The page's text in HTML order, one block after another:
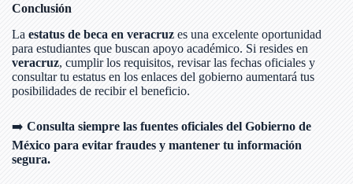
Conclusión
La estatus de beca en veracruz es una excelente oportunidad
para estudiantes que buscan apoyo académico. Si resides en
veracruz, cumplir los requisitos, revisar las fechas oficiales y
consultar tu estatus en los enlaces del gobierno aumentará tus
posibilidades de recibir el beneficio.
➡️ Consulta siempre las fuentes oficiales del Gobierno de
México para evitar fraudes y mantener tu información
segura.